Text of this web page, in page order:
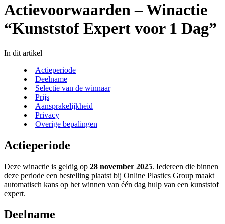
Actievoorwaarden – Winactie
“Kunststof Expert voor 1 Dag”
In dit artikel
Actieperiode
Deelname
Selectie van de winnaar
Prijs
Aansprakelijkheid
Privacy
Overige bepalingen
Actieperiode
Deze winactie is geldig op 28 november 2025. Iedereen die binnen
deze periode een bestelling plaatst bij Online Plastics Group maakt
automatisch kans op het winnen van één dag hulp van een kunststof
expert.
Deelname